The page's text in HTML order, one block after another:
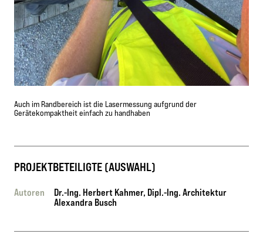
Auch im Randbereich ist die Lasermessung aufgrund der
Gerätekompaktheit einfach zu handhaben
PROJEKTBETEILIGTE (AUSWAHL)
Autoren
Dr.-Ing. Herbert Kahmer, Dipl.-Ing. Architektur
Alexandra Busch